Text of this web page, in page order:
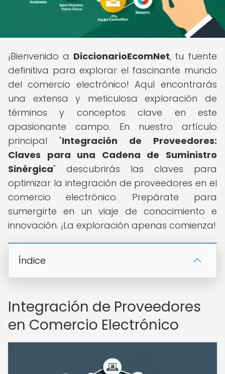
¡Bienvenido a DiccionarioEcomNet, tu fuente
definitiva para explorar el fascinante mundo
del comercio electrónico! Aquí encontrarás
una extensa y meticulosa exploración de
términos y conceptos clave en este
apasionante campo. En nuestro artículo
principal "Integración de Proveedores:
Claves para una Cadena de Suministro
Sinérgica" descubrirás las claves para
optimizar la integración de proveedores en el
comercio electrónico. Prepárate para
sumergirte en un viaje de conocimiento e
innovación. ¡La exploración apenas comienza!
Índice
Integración de Proveedores
en Comercio Electrónico